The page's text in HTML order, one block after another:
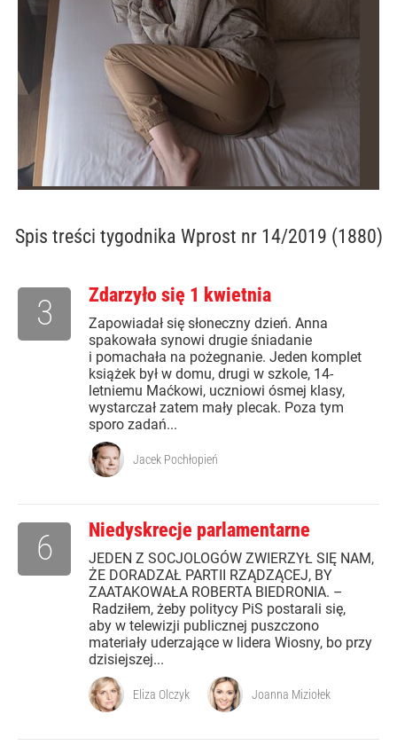
Spis treści tygodnika Wprost nr 14/2019 (1880)
Zdarzyło się 1 kwietnia
Zapowiadał się słoneczny dzień. Anna
spakowała synowi drugie śniadanie
i pomachała na pożegnanie. Jeden komplet
książek był w domu, drugi w szkole, 14-
letniemu Maćkowi, uczniowi ósmej klasy,
wystarczał zatem mały plecak. Poza tym
sporo zadań...
3
Jacek Pochłopień
Niedyskrecje parlamentarne
JEDEN Z SOCJOLOGÓW ZWIERZYŁ SIĘ NAM,
ŻE DORADZAŁ PARTII RZĄDZĄCEJ, BY
ZAATAKOWAŁA ROBERTA BIEDRONIA. –
Radziłem, żeby politycy PiS postarali się,
aby w telewizji publicznej puszczono
materiały uderzające w lidera Wiosny, bo przy
dzisiejszej...
6
Eliza Olczyk Joanna Miziołek